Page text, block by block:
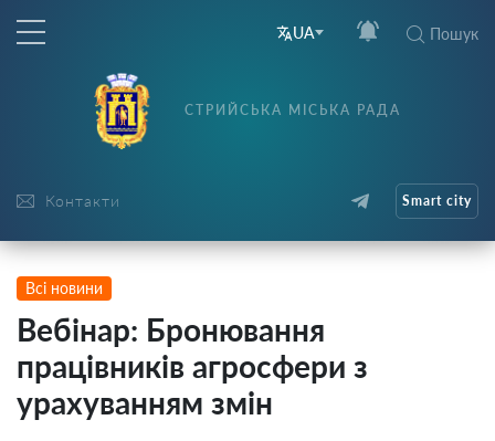
UA Пошук
Контакти
СТРИЙСЬКА МІСЬКА РАДА
Smart city
Всі новини
Вебінар: Бронювання
працівників агросфери з
урахуванням змін